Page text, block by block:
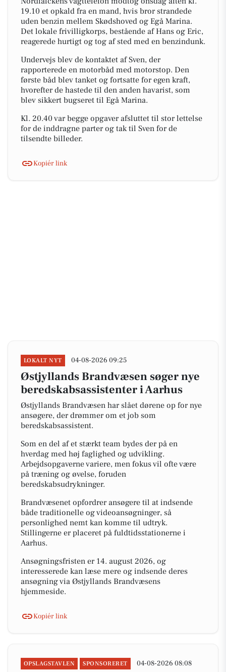
19.10 et opkald fra en mand, hvis bror strandede
uden benzin mellem Skødshoved og Egå Marina.
Det lokale frivilligkorps, bestående af Hans og Eric,
reagerede hurtigt og tog af sted med en benzindunk.
Undervejs blev de kontaktet af Sven, der
rapporterede en motorbåd med motorstop. Den
første båd blev tanket og fortsatte for egen kraft,
hvorefter de hastede til den anden havarist, som
blev sikkert bugseret til Egå Marina.
Kl. 20.40 var begge opgaver afsluttet til stor lettelse
for de inddragne parter og tak til Sven for de
tilsendte billeder.
Kopiér link
LOKALT NYT 04-08-2026 09:25
Østjyllands Brandvæsen søger nye
beredskabsassistenter i Aarhus
Østjyllands Brandvæsen har slået dørene op for nye
ansøgere, der drømmer om et job som
beredskabsassistent.
Som en del af et stærkt team bydes der på en
hverdag med høj faglighed og udvikling.
Arbejdsopgaverne variere, men fokus vil ofte være
på træning og øvelse, foruden
beredskabsudrykninger.
Brandvæsenet opfordrer ansøgere til at indsende
både traditionelle og videoansøgninger, så
personlighed nemt kan komme til udtryk.
Stillingerne er placeret på fuldtidsstationerne i
Aarhus.
Ansøgningsfristen er 14. august 2026, og
interesserede kan læse mere og indsende deres
ansøgning via Østjyllands Brandvæsens
hjemmeside.
Kopiér link
OPSLAGSTAVLEN SPONSORERET 04-08-2026 08:08